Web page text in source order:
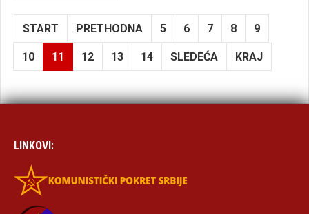
START PRETHODNA 5 6 7 8 9
10 11 12 13 14 SLEDEĆA KRAJ
LINKOVI: